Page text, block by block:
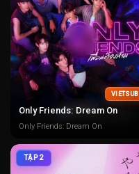
VIETSUB
Only Friends: Dream On
Only Friends: Dream On
TẬP 2